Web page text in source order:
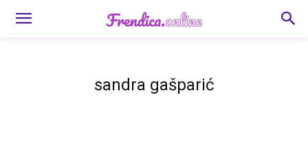
sandra gašparić